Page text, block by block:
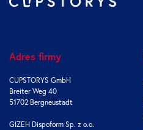
Adres firmy
CUPSTORYS GmbH
Breiter Weg 40
51702 Bergneustadt
GIZEH Dispoform Sp. z o.o.